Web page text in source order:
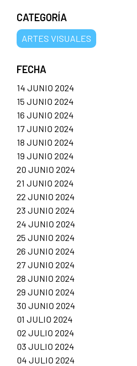
CATEGORÍA
ARTES VISUALES
FECHA
14 JUNIO 2024
15 JUNIO 2024
16 JUNIO 2024
17 JUNIO 2024
18 JUNIO 2024
19 JUNIO 2024
20 JUNIO 2024
21 JUNIO 2024
22 JUNIO 2024
23 JUNIO 2024
24 JUNIO 2024
25 JUNIO 2024
26 JUNIO 2024
27 JUNIO 2024
28 JUNIO 2024
29 JUNIO 2024
30 JUNIO 2024
01 JULIO 2024
02 JULIO 2024
03 JULIO 2024
04 JULIO 2024